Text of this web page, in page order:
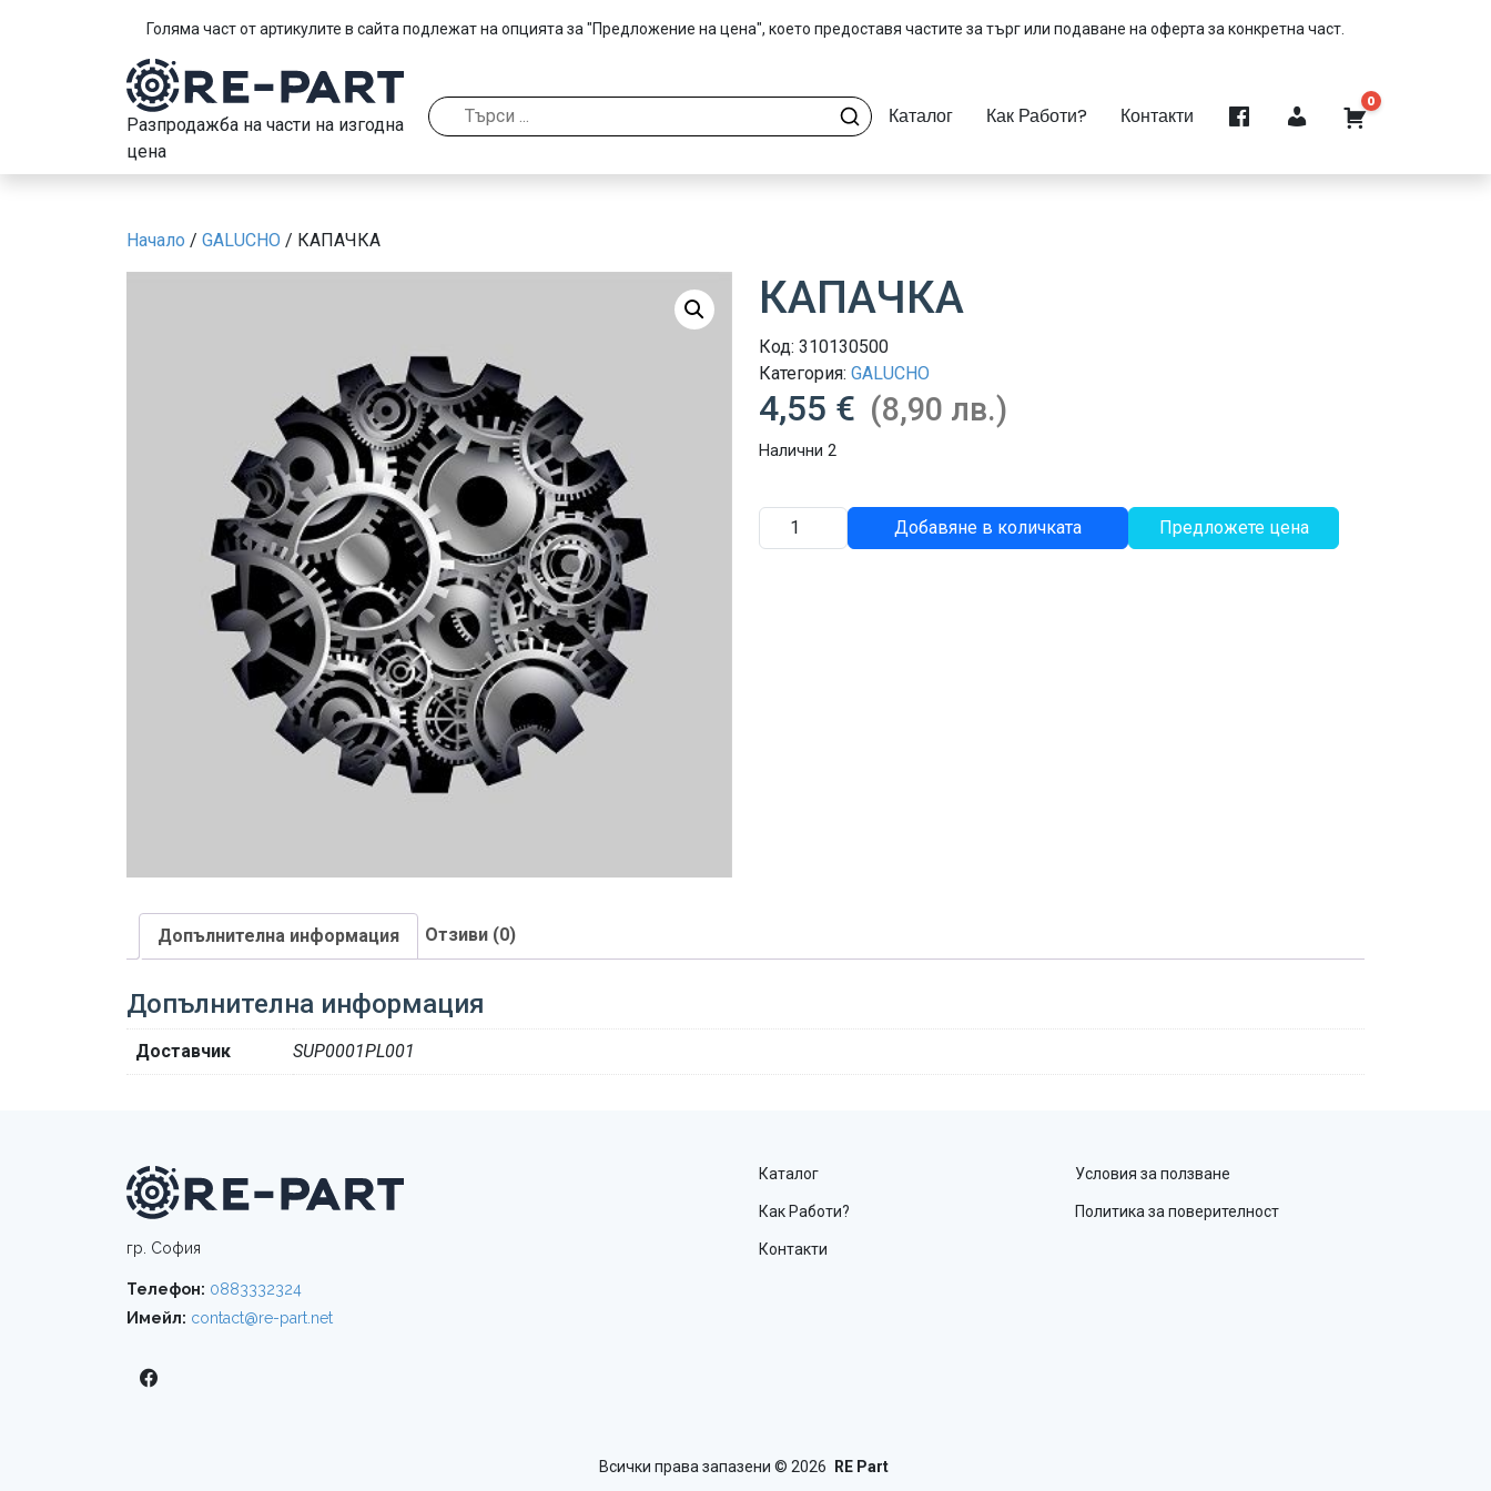
Голяма част от артикулите в сайта подлежат на опцията за "Предложение на цена", което предоставя частите за търг или подаване на оферта за конкретна част.
Разпродажба на части на изгодна
цена
Каталог Как Работи? Контакти
0
Начало / GALUCHO / КАПАЧКА
КАПАЧКА
Код: 310130500
Категория: GALUCHO
4,55 € (8,90 лв.)
Налични 2
количество
за
Добавяне в количката Предложете цена
Допълнителна информация Отзиви (0)
Допълнителна информация
Доставчик SUP0001PL001
гр. София
Телефон: 0883332324
Имейл: contact@re-part.net
Каталог
Как Работи?
Контакти
Условия за ползване
Политика за поверителност
Всички права запазени © 2026 RE Part